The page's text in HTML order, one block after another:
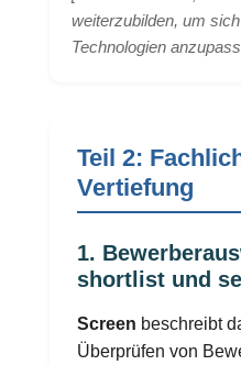
weiterzubilden, um
Technologien
Teil 2:
Vertiefung
1.
shortlist und
Screen beschreibt
Überprüfen von